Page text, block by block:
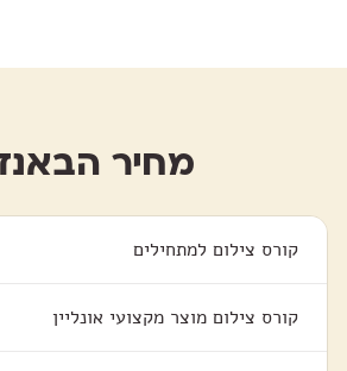
מחיר
קורס צילום למתחילים
קורס צילום מוצר מקצועי אונליין